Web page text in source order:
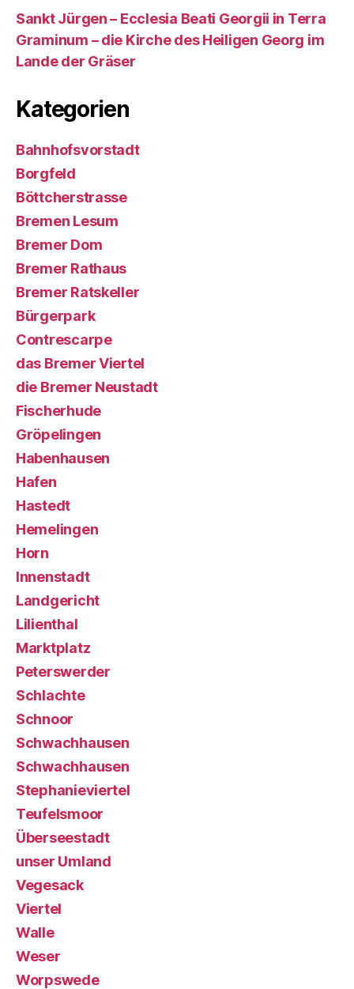
Sankt Jürgen – Ecclesia Beati Georgii in Terra
Graminum – die Kirche des Heiligen Georg im
Lande der Gräser
Kategorien
Bahnhofsvorstadt
Borgfeld
Böttcherstrasse
Bremen Lesum
Bremer Dom
Bremer Rathaus
Bremer Ratskeller
Bürgerpark
Contrescarpe
das Bremer Viertel
die Bremer Neustadt
Fischerhude
Gröpelingen
Habenhausen
Hafen
Hastedt
Hemelingen
Horn
Innenstadt
Landgericht
Lilienthal
Marktplatz
Peterswerder
Schlachte
Schnoor
Schwachhausen
Schwachhausen
Stephanieviertel
Teufelsmoor
Überseestadt
unser Umland
Vegesack
Viertel
Walle
Weser
Worpswede